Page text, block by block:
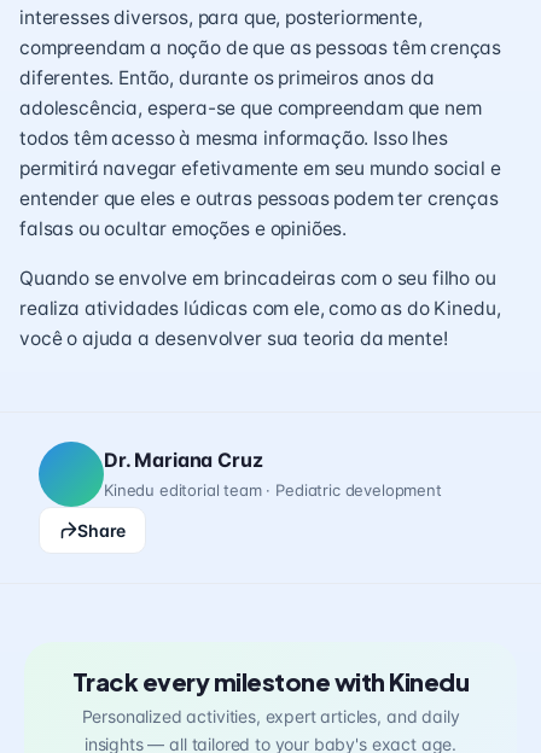
interesses diversos, para que, posteriormente,
compreendam a noção de que as pessoas têm crenças
diferentes. Então, durante os primeiros anos da
adolescência, espera-se que compreendam que nem
todos têm acesso à mesma informação. Isso lhes
permitirá navegar efetivamente em seu mundo social e
entender que eles e outras pessoas podem ter crenças
falsas ou ocultar emoções e opiniões.
Quando se envolve em brincadeiras com o seu filho ou
realiza atividades lúdicas com ele, como as do Kinedu,
você o ajuda a desenvolver sua teoria da mente!
Dr. Mariana Cruz
Kinedu editorial team · Pediatric development
Share
Track every milestone with Kinedu
Personalized activities, expert articles, and daily
insights — all tailored to your baby's exact age.